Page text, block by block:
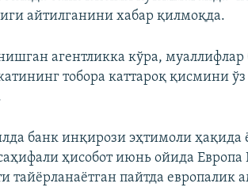
айтилганини хабар қилмоқда.
агентликка кўра,
тобора каттароқ қисмини
банк инқирози эҳтимоли ҳақида
ҳисобот июнь ойида Европа
тайёрланаётган пайтда европалик